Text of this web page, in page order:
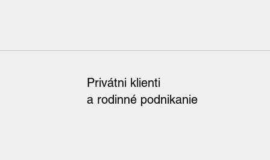
Privátni klienti
a rodinné podnikanie